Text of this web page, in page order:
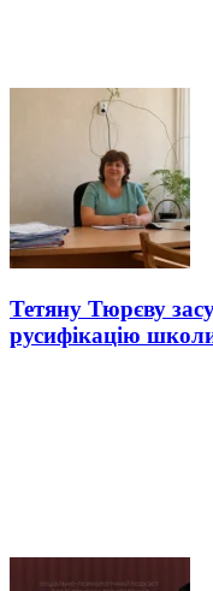
Тетяну Тюрєву
русифікацію